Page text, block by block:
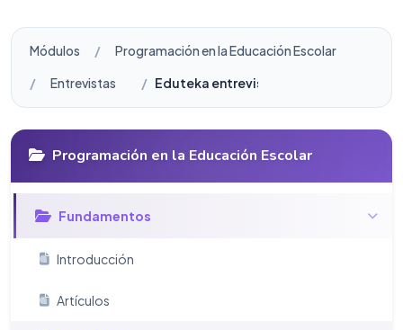
Módulos
Programación en la Educación Escolar
Entrevistas
Eduteka entrevista a la Dra. Natalie
Programación en la Educación Escolar
Fundamentos
Introducción
Artículos